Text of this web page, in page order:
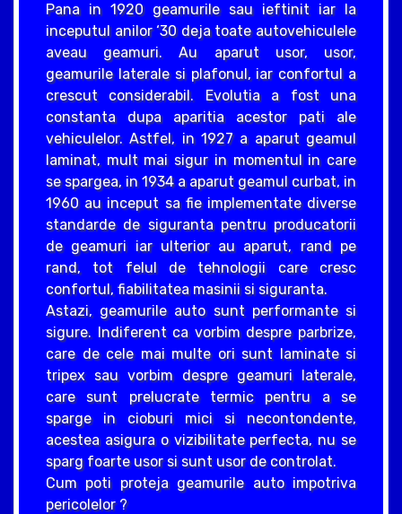
Pana in 1920 geamurile sau ieftinit iar la
inceputul anilor ‘30 deja toate autovehiculele
aveau geamuri. Au aparut usor, usor,
geamurile laterale si plafonul, iar confortul a
crescut considerabil. Evolutia a fost una
constanta dupa aparitia acestor pati ale
vehiculelor. Astfel, in 1927 a aparut geamul
laminat, mult mai sigur in momentul in care
se spargea, in 1934 a aparut geamul curbat, in
1960 au inceput sa fie implementate diverse
standarde de siguranta pentru producatorii
de geamuri iar ulterior au aparut, rand pe
rand, tot felul de tehnologii care cresc
confortul, fiabilitatea masinii si siguranta.
Astazi, geamurile auto sunt performante si
sigure. Indiferent ca vorbim despre parbrize,
care de cele mai multe ori sunt laminate si
tripex sau vorbim despre geamuri laterale,
care sunt prelucrate termic pentru a se
sparge in cioburi mici si necontondente,
acestea asigura o vizibilitate perfecta, nu se
sparg foarte usor si sunt usor de controlat.
Cum poti proteja geamurile auto impotriva
pericolelor ?